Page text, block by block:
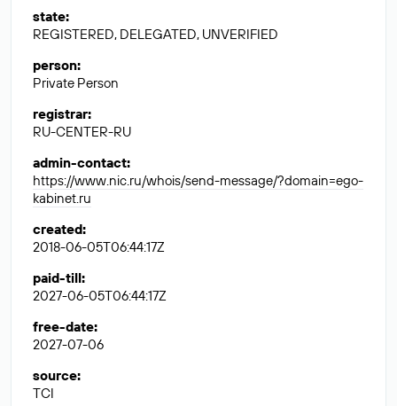
state:
REGISTERED, DELEGATED, UNVERIFIED
person:
Private Person
registrar:
RU-CENTER-RU
admin-contact:
https://www.nic.ru/whois/send-message/?domain=ego-
kabinet.ru
created:
2018-06-05T06:44:17Z
paid-till:
2027-06-05T06:44:17Z
free-date:
2027-07-06
source:
TCI